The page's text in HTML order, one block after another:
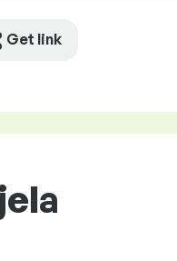
Get link